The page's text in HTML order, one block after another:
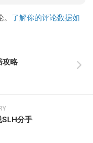
了解你的评论数据如
攻略
分手